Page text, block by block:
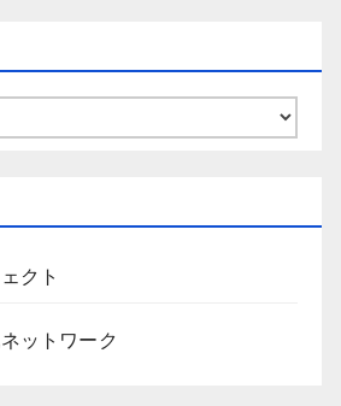
クト
ットワーク